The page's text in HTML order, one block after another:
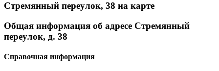
Стремянный переулок, 38 на карте
Общая информация об адресе Стремянный
переулок, д. 38
Справочная информация